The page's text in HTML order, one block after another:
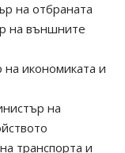
на отбраната
на външните
икономиката и
на
транспорта и